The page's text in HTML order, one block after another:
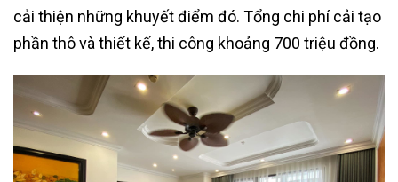
cải thiện những khuyết điểm đó. Tổng chi phí cải tạo
phần thô và thiết kế, thi công khoảng 700 triệu đồng.